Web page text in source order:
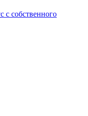
с собственного